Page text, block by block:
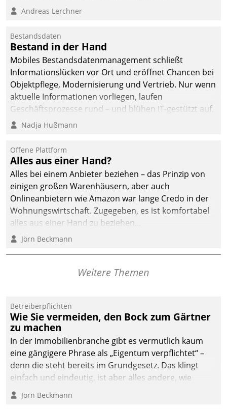
Mitarbeiter oder Dienstleister empfangen oder
Andreas Lerchner
Bestandsdaten
Bestand in der Hand
Mobiles Bestandsdatenmanagement schließt
Informationslücken vor Ort und eröffnet Chancen bei
Objektpflege, Modernisierung und Vertrieb. Nur wenn
aktuelle Informationen vorliegen, laufen
Geschäftsprozesse rund – und blühen IT-gestützt auf.
Nadja Hußmann
Offene Plattform
Alles aus einer Hand?
Alles bei einem Anbieter beziehen – das Prinzip von
einigen großen Warenhäusern, aber auch
Onlineanbietern wie Amazon war lange Credo in der
Wohnungswirtschaft. Zugegeben, es ist komfortabel
alles aus einer Hand zu beziehen...
Jörn Beckmann
Weitere Themen
Betreiberpflichten
Wie Sie vermeiden, den Bock zum Gärtner
zu machen
In der Immobilienbranche gibt es vermutlich kaum
eine gängigere Phrase als „Eigentum verpflichtet“ –
denn die steht bereits im Grundgesetz. Das klingt
einfach und eindeutig, ist aber alles andere, wie
Branchenbeschäftigte wissen. Denn mit der
Verantwortung folgen Verpflichtungen.
Jörn Beckmann